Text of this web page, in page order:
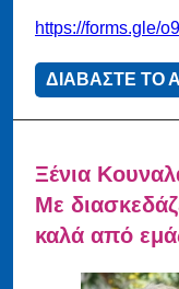
https://forms.gle/
ΔΙΑΒΑΣΤΕ ΤΟ
Ξένια
Με
καλά από